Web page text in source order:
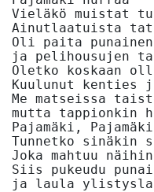
Vieläkö muistat
Ainutlaatuista
Oli paita
ja pelihousujen
Oletko koskaan
Kuulunut kenties
Me matseissa
mutta tappionkin
Pajamäki,
Tunnetko sinäkin
Joka mahtuu
Siis pukeudu
ja laula